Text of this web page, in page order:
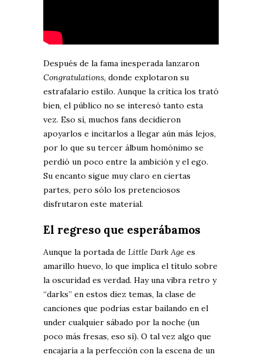
Después de la fama inesperada lanzaron
Congratulations, donde explotaron su
estrafalario estilo. Aunque la crítica los trató
bien, el público no se interesó tanto esta
vez. Eso sí, muchos fans decidieron
apoyarlos e incitarlos a llegar aún más lejos,
por lo que su tercer álbum homónimo se
perdió un poco entre la ambición y el ego.
Su encanto sigue muy claro en ciertas
partes, pero sólo los pretenciosos
disfrutaron este material.
El regreso que esperábamos
Aunque la portada de Little Dark Age es
amarillo huevo, lo que implica el título sobre
la oscuridad es verdad. Hay una vibra retro y
“darks” en estos diez temas, la clase de
canciones que podrías estar bailando en el
under cualquier sábado por la noche (un
poco más fresas, eso sí). O tal vez algo que
encajaría a la perfección con la escena de un